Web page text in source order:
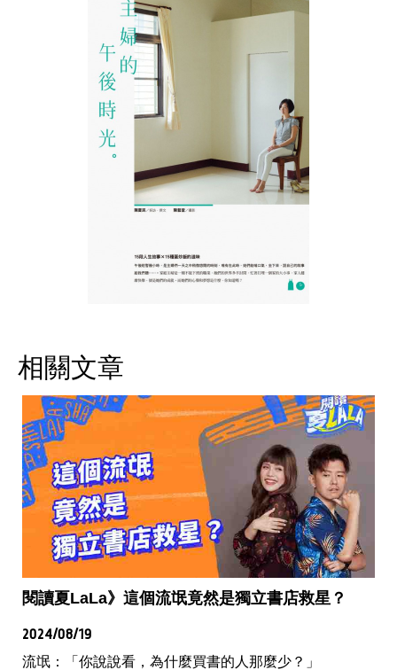
相關文章
閱讀夏LaLa》這個流氓竟然是獨立書店救星？
2024/08/19
流氓：「你說說看，為什麼買書的人那麼少？」